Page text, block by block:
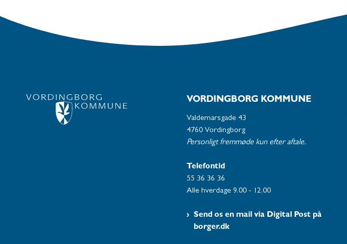
VORDINGBORG KOMMUNE
Valdemarsgade 43
4760 Vordingborg
Personligt fremmøde kun efter aftale.
Telefontid
55 36 36 36
Alle hverdage 9.00 - 12.00
Send os en mail via Digital Post på
borger.dk